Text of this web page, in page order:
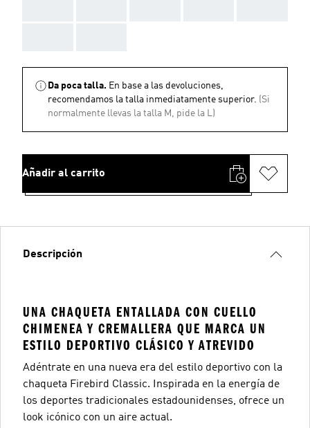
Da poca talla. En base a las devoluciones,
recomendamos la talla inmediatamente superior. (Si
normalmente llevas la talla M, pide la L)
Añadir al carrito
Descripción
UNA CHAQUETA ENTALLADA CON CUELLO
CHIMENEA Y CREMALLERA QUE MARCA UN
ESTILO DEPORTIVO CLÁSICO Y ATREVIDO
Adéntrate en una nueva era del estilo deportivo con la
chaqueta Firebird Classic. Inspirada en la energía de
los deportes tradicionales estadounidenses, ofrece un
look icónico con un aire actual.